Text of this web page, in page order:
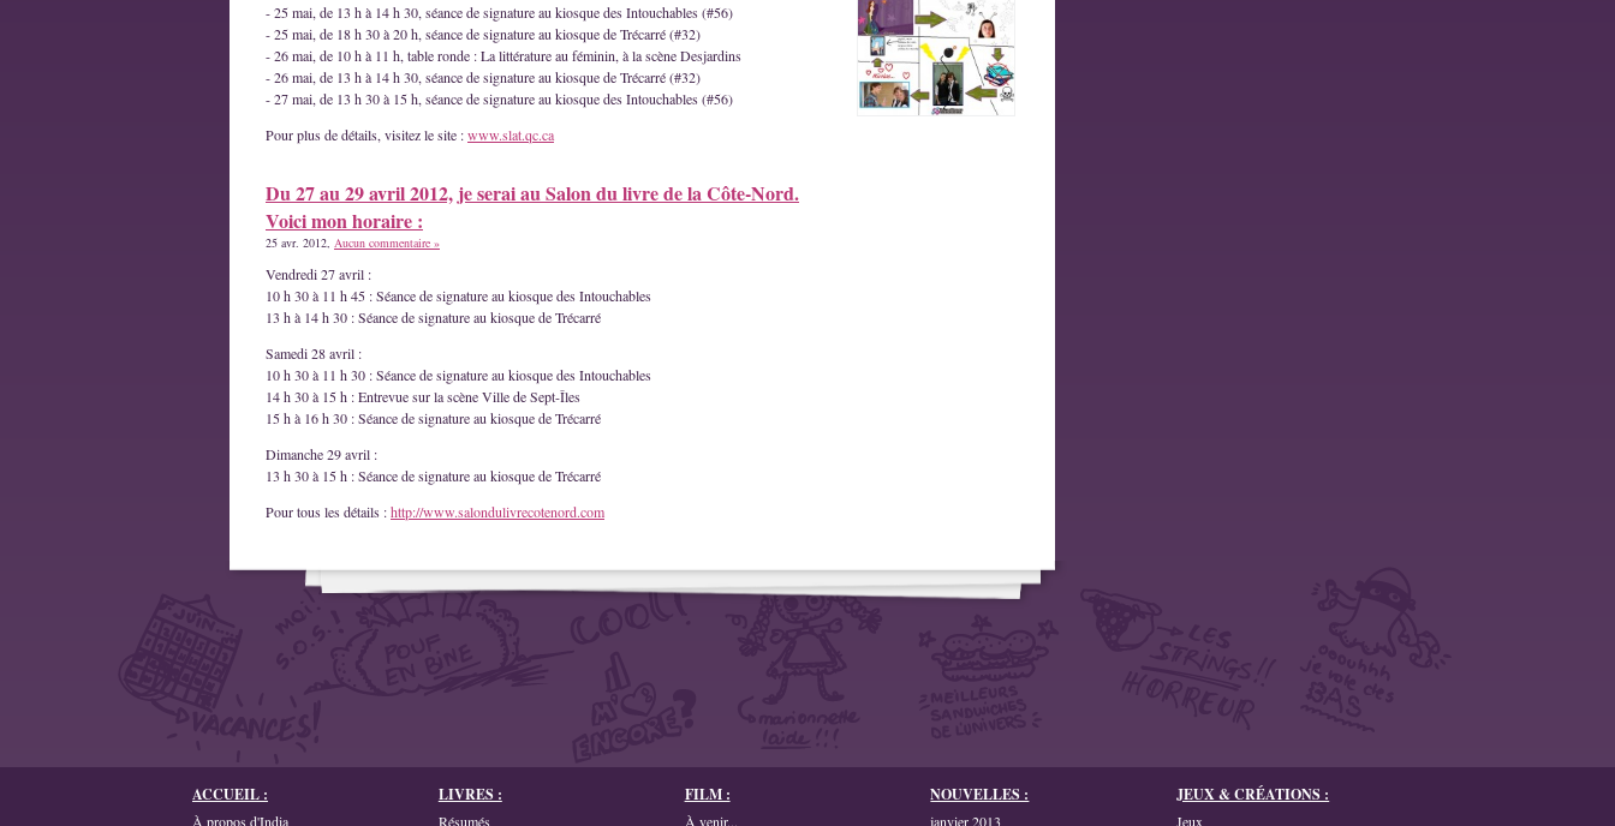
- 25 mai, de 13 h à 14 h 30, séance de signature au kiosque des Intouchables (#56)
- 25 mai, de 18 h 30 à 20 h, séance de signature au kiosque de Trécarré (#32)
- 26 mai, de 10 h à 11 h, table ronde : La littérature au féminin, à la scène Desjardins
- 26 mai, de 13 h à 14 h 30, séance de signature au kiosque de Trécarré (#32)
- 27 mai, de 13 h 30 à 15 h, séance de signature au kiosque des Intouchables (#56)
Pour plus de détails, visitez le site :www.slat.qc.ca
Du 27 au 29 avril 2012, je serai au Salon du livre de la Côte-Nord.
Voici mon horaire :
25 avr. 2012, Aucun commentaire »
Vendredi 27 avril :
10 h 30 à 11 h 45 : Séance de signature au kiosque des Intouchables
13 h à 14 h 30 : Séance de signature au kiosque de Trécarré
Samedi 28 avril :
10 h 30 à 11 h 30 : Séance de signature au kiosque des Intouchables
14 h 30 à 15 h : Entrevue sur la scène Ville de Sept-Îles
15 h à 16 h 30 : Séance de signature au kiosque de Trécarré
Dimanche 29 avril :
13 h 30 à 15 h : Séance de signature au kiosque de Trécarré
Pour tous les détails :http://www.salondulivrecotenord.com
ACCUEIL :
À propos d'India
LIVRES :
Résumés
FILM :
À venir...
NOUVELLES :
janvier 2013
JEUX & CRÉATIONS :
Jeux